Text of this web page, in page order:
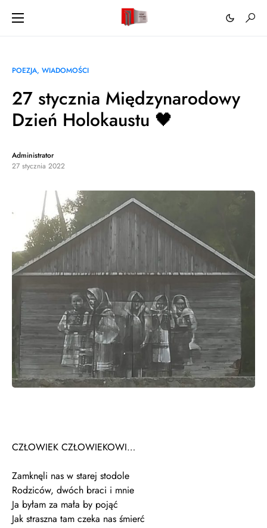
POEZJA WIADOMOŚCI
27 stycznia Międzynarodowy
Dzień Holokaustu 🖤
Administrator
27 stycznia 2022
CZŁOWIEK CZŁOWIEKOWI…
Zamknęli nas w starej stodole
Rodziców, dwóch braci i mnie
Ja byłam za mała by pojąć
Jak straszna tam czeka nas śmierć